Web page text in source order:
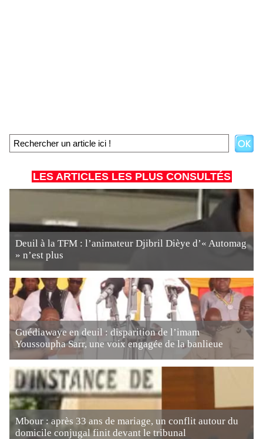
LES ARTICLES LES PLUS CONSULTÉS
Deuil à la TFM : l’animateur Djibril Dièye d’« Automag
» n’est plus
Guédiawaye en deuil : disparition de l’imam
Youssoupha Sarr, une voix engagée de la banlieue
Mbour : après 33 ans de mariage, un conflit autour du
domicile conjugal finit devant le tribunal